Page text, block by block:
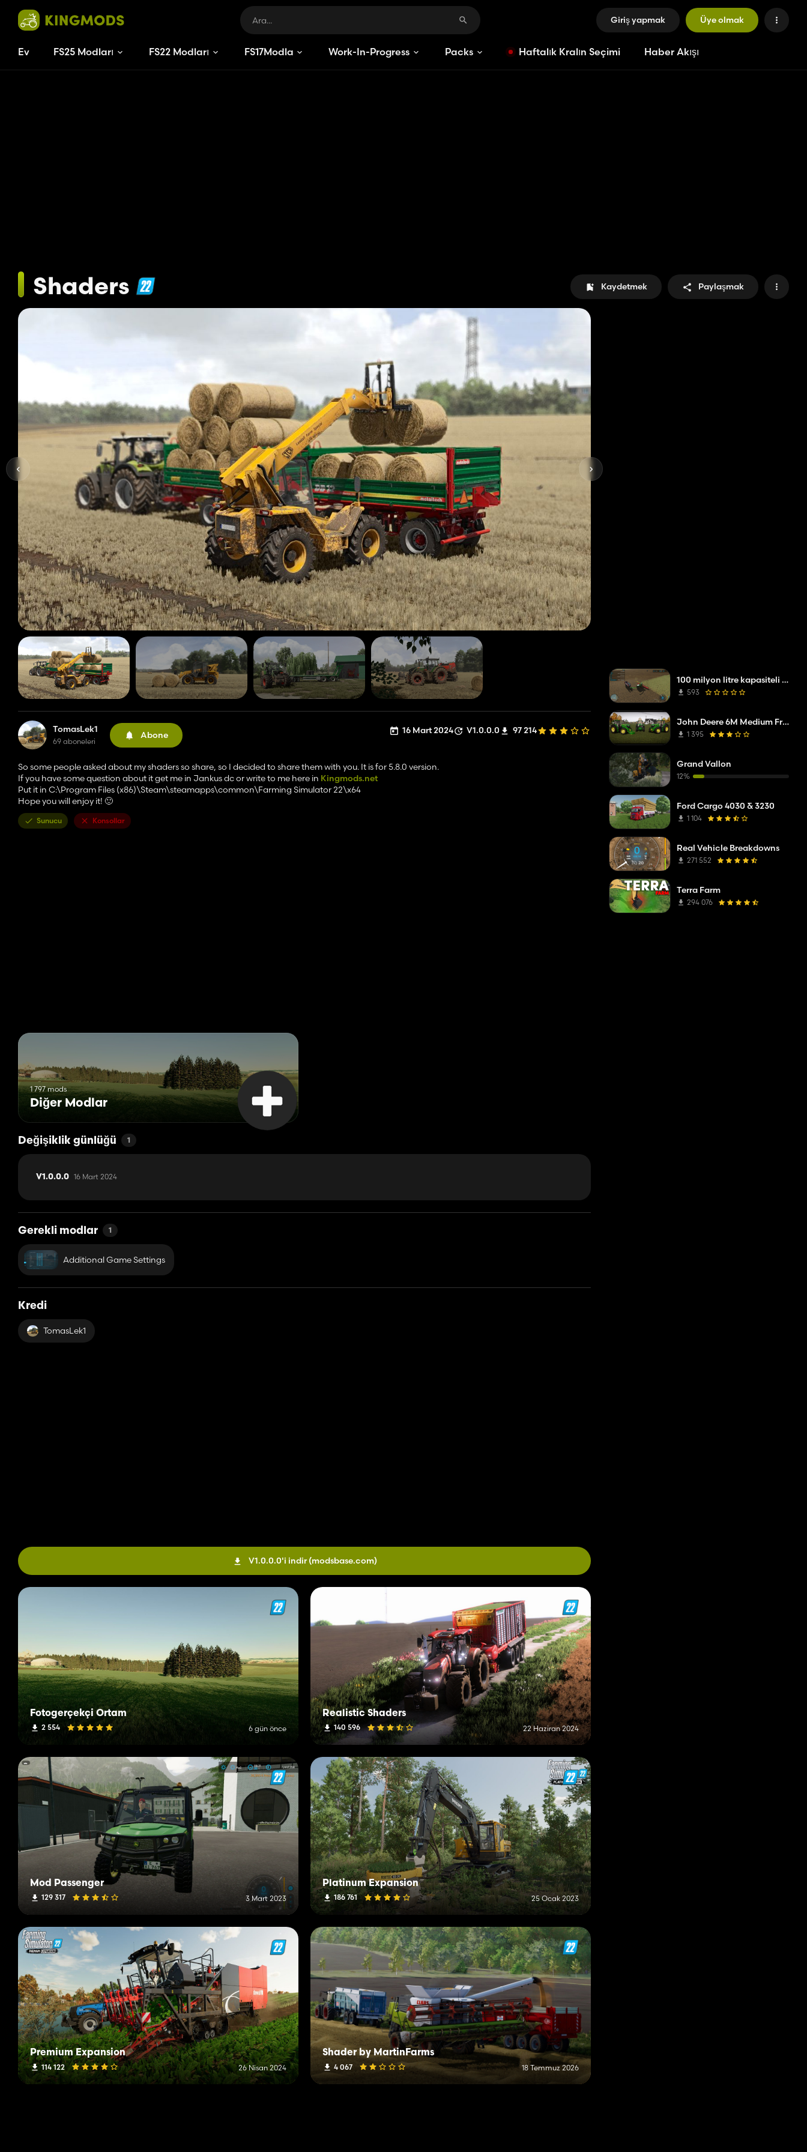
Giriş yapmak Üye olmak
Ev FS25 Modları FS22 Modları FS17Modlar Work-In-Progress Packs Haftalık Kralın Seçimi Haber Akışı
Shaders Kaydetmek Paylaşmak
TomasLek1
69 aboneleri
Abone 16 Mart 2024 V1.0.0.0 97 214
So some people asked about my shaders so share, so I decided to share them with you. It is for 5.8.0 version.
If you have some question about it get me in Jankus dc or write to me here in Kingmods.net
Put it in C:\Program Files (x86)\Steam\steamapps\common\Farming Simulator 22\x64
Hope you will enjoy it! 🙂
Sunucu Konsollar
1 797 mods
Diğer Modlar
Değişiklik günlüğü 1
V1.0.0.0 16 Mart 2024
Gerekli modlar 1
Additional Game Settings
Kredi
TomasLek1
V1.0.0.0'i indir (modsbase.com)
Fotogerçekçi Ortam
2 554 6 gün önce
Realistic Shaders
140 596 22 Haziran 2024
Mod Passenger
129 317 3 Mart 2023
Platinum Expansion
186 761 25 Ocak 2023
Premium Expansion
114 122 26 Nisan 2024
Shader by MartinFarms
4 067 18 Temmuz 2026
100 milyon litre kapasiteli Krampe treyler
593
John Deere 6M Medium Frame 2020
1 395
Grand Vallon
12%
Ford Cargo 4030 & 3230
1 104
Real Vehicle Breakdowns
271 552
Terra Farm
294 076